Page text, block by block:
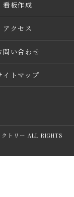
看板作成
アクセス
問い合わせ
イトマップ
トリー ALL RIGHTS